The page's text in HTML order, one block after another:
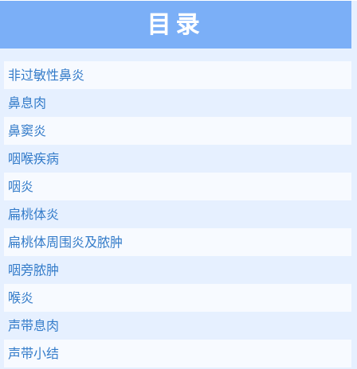
目录
非过敏性鼻炎
鼻息肉
鼻窦炎
咽喉疾病
咽炎
扁桃体炎
扁桃体周围炎及脓肿
咽旁脓肿
喉炎
声带息肉
声带小结